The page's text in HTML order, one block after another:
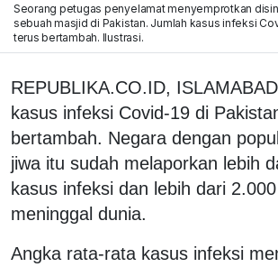
Seorang petugas penyelamat menyemprotkan
sebuah masjid di Pakistan. Jumlah kasus infeksi
terus bertambah. Ilustrasi.
REPUBLIKA.CO.ID,
kasus infeksi Covid-19 di
bertambah. Negara dengan
jiwa itu sudah melaporkan lebih
kasus infeksi dan lebih dari
meninggal dunia.
Angka rata-rata kasus infeksi